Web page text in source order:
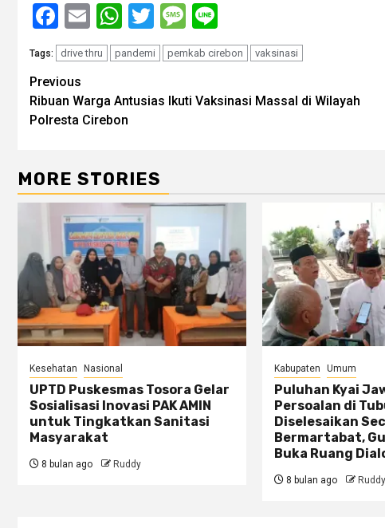
Facebook
EmailWhatsApp
TwitterMessage
Tags: drive thru pandemi pemkab cirebon vaksinasi
Post
navigation
Previous
Ribuan Warga Antusias Ikuti Vaksinasi Massal di Wilayah
Polresta Cirebon
MORE STORIES
Kesehatan Nasional
UPTD Puskesmas Tosora Gelar
Sosialisasi Inovasi PAK AMIN
untuk Tingkatkan Sanitasi
Masyarakat
8 bulan ago Ruddy
Kabupaten Umum
Puluhan Kyai
Persoalan di
Diselesaikan
Bermartabat,
Buka Ruang
8 bulan ago Ruddy